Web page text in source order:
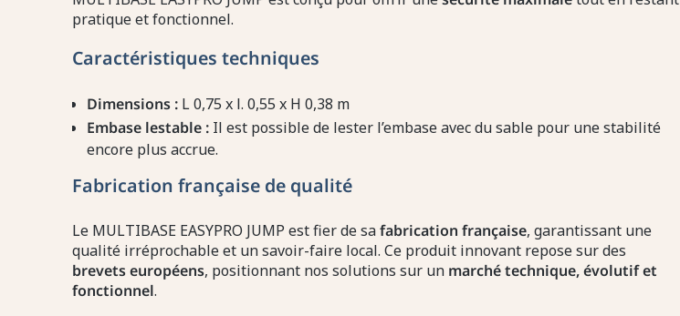
pratique et fonctionnel.
Caractéristiques techniques
Dimensions :L 0,75 x l. 0,55 x H 0,38 m
Embase lestable :Il est possible de lester l’embase avec du sable pour une stabilité
encore plus accrue.
Fabrication française de qualité
Le MULTIBASE EASYPRO JUMP est fier de safabrication française, garantissant une
qualité irréprochable et un savoir-faire local. Ce produit innovant repose sur des
brevets européens, positionnant nos solutions sur un marché technique, évolutif et
fonctionnel.